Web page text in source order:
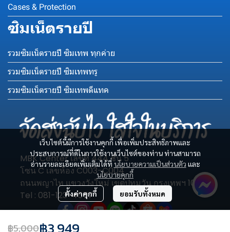
฿5,000
เว็บไซต์นี้มีการใช้งานคุกกี้ เพื่อเพิ่มประสิทธิภาพและ
ประสบการณ์ที่ดีในการใช้งานเว็บไซต์ของท่าน ท่านสามารถ
อ่านรายละเอียดเพิ่มเติมได้ที่นโยบายความเป็นส่วนตัว และ
นโยบายคุกกี้
ตั้งค่าคุกกี้ ยอมรับทั้งหมด
Cases & Protection
ซิมเน็ตรายปี
รวมซิมเน็ตรายปี ซิมเทพ ทุกค่าย
รวมซิมเน็ตรายปี ซิมเทพทรู
รวมซิมเน็ตรายปี ซิมเทพดีแทค
MBK Center เลขที่ 444 ชั้น 5
โซน C เลขห้อง C003-C004
ถนนพญาไท แขวงวังใหม่ เขตปทุมวัน กรุงเทพฯ 10330
Tel : 081-123-4577